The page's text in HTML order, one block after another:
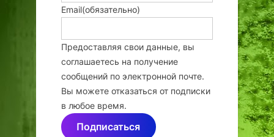
Email(обязательно)
Предоставляя свои данные, вы
соглашаетесь на получение
сообщений по электронной почте.
Вы можете отказаться от подписки
в любое время.
Подписаться